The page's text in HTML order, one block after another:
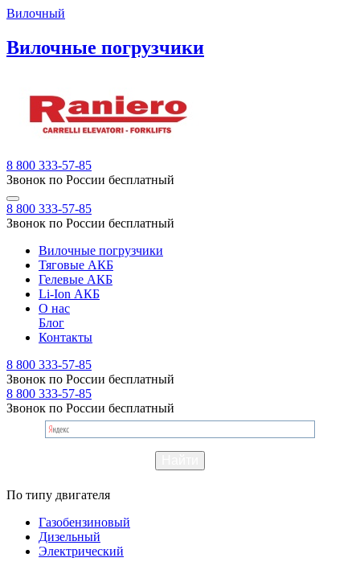
Вилочный
Вилочные погрузчики
8 800 333-57-85
Звонок по России бесплатный
8 800 333-57-85
Звонок по России бесплатный
Вилочные погрузчики
Тяговые АКБ
Гелевые АКБ
Li-Ion АКБ
О нас
Блог
Контакты
8 800 333-57-85
Звонок по России бесплатный
8 800 333-57-85
Звонок по России бесплатный
По типу двигателя
Газобензиновый
Дизельный
Электрический